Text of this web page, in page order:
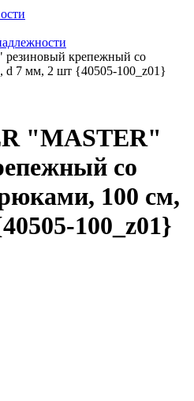
крепежный со
d 7 мм, 2 шт {40505-100_z01}
"MASTER"
со
100 см,
100_z01}